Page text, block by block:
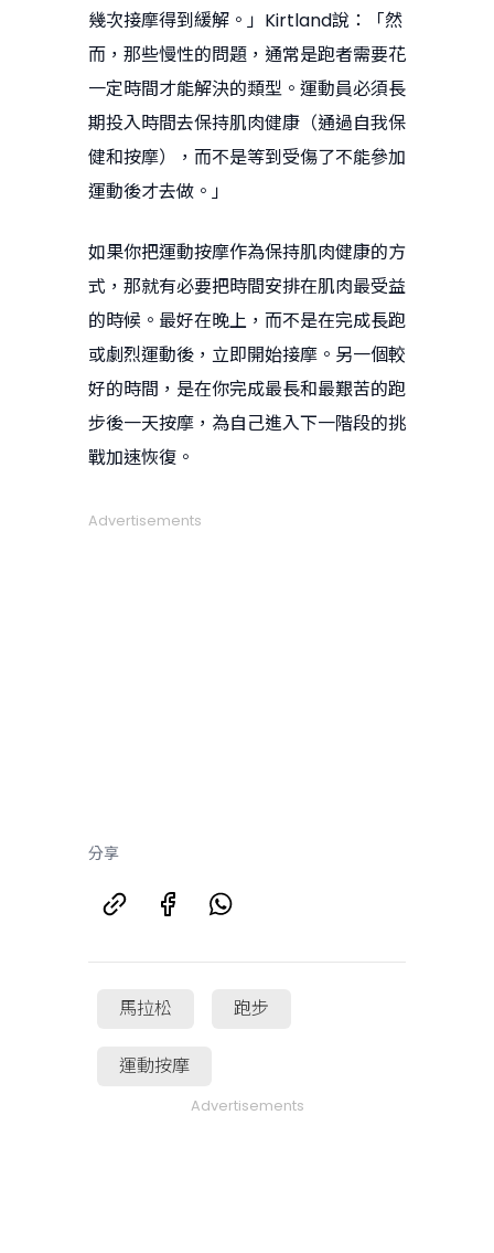
幾次接摩得到緩解。」Kirtland說：「然
而，那些慢性的問題，通常是跑者需要花
一定時間才能解決的類型。運動員必須長
期投入時間去保持肌肉健康（通過自我保
健和按摩），而不是等到受傷了不能參加
運動後才去做。」
如果你把運動按摩作為保持肌肉健康的方
式，那就有必要把時間安排在肌肉最受益
的時候。最好在晚上，而不是在完成長跑
或劇烈運動後，立即開始接摩。另一個較
好的時間，是在你完成最長和最艱苦的跑
步後一天按摩，為自己進入下一階段的挑
戰加速恢復。
Advertisements
分享
馬拉松 跑步
運動按摩
Advertisements